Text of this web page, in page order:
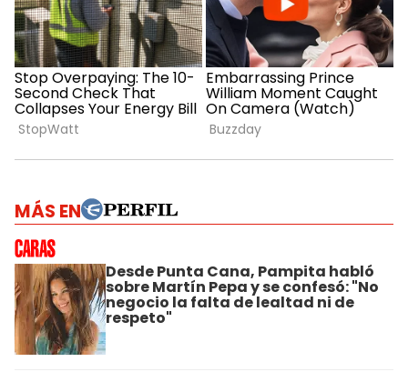
MÁS EN
Desde Punta Cana, Pampita habló
sobre Martín Pepa y se confesó: "No
negocio la falta de lealtad ni de
respeto"